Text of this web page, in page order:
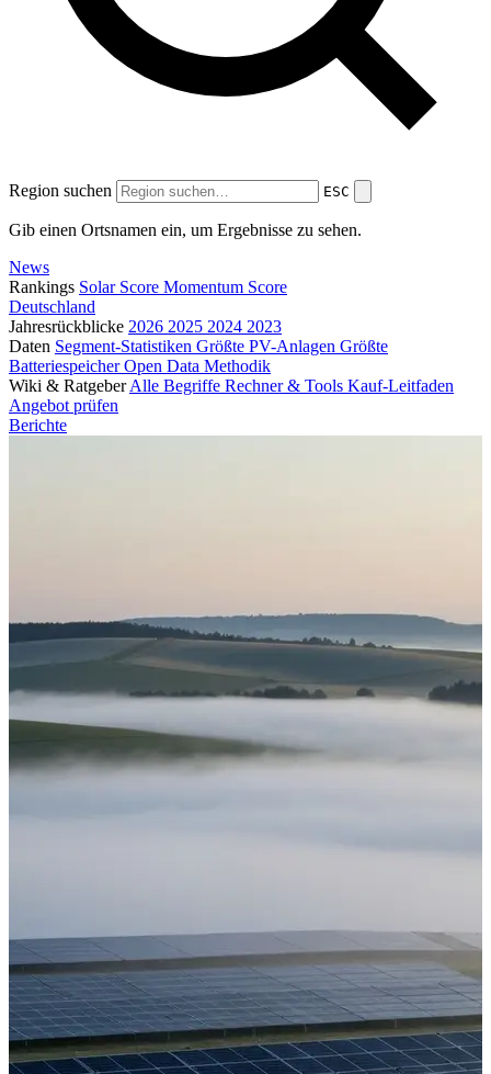
Region suchen ESC
Gib einen Ortsnamen ein, um Ergebnisse zu sehen.
News
Rankings Solar Score Momentum Score
Deutschland
Jahresrückblicke 2026 2025 2024 2023
Daten Segment-Statistiken Größte PV-Anlagen Größte
BatteriespeicherOpen Data Methodik
Wiki & Ratgeber Alle Begriffe Rechner & Tools Kauf-Leitfaden
Angebot prüfen
Berichte